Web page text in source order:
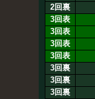
2回裏
3回表
3回表
3回表
3回表
3回裏
3回裏
3回裏